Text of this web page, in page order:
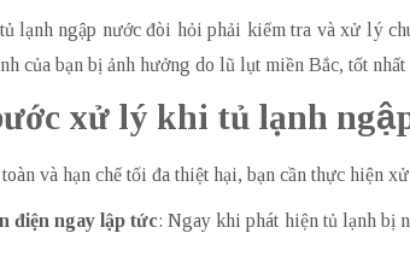
lạnh ngập nước đòi hỏi phải kiểm tra và xử lý
của bạn bị ảnh hưởng do lũ lụt miền Bắc, tốt
xử lý khi tủ lạnh
và hạn chế tối đa thiệt hại, bạn cần thực hiện
điện ngay lập tức: Ngay khi phát hiện tủ lạnh bị